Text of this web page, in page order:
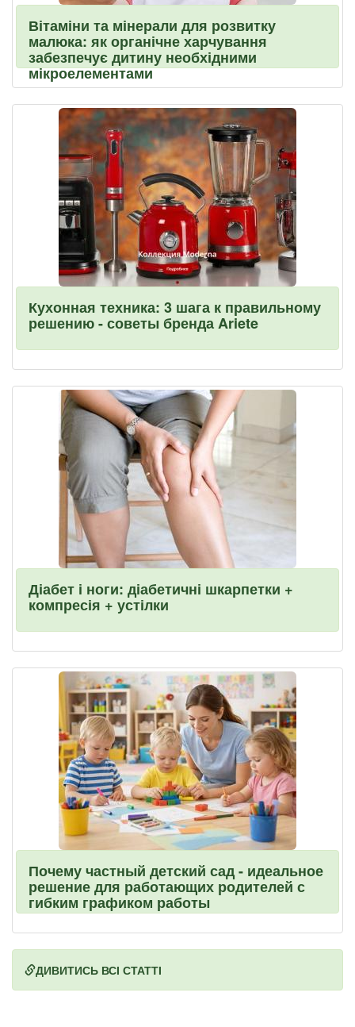
Вітаміни та мінерали для розвитку
малюка: як органічне харчування
забезпечує дитину необхідними
мікроелементами
Кухонная техника: 3 шага к правильному
решению - советы бренда Ariete
Діабет і ноги: діабетичні шкарпетки +
компресія + устілки
Почему частный детский сад - идеальное
решение для работающих родителей с
гибким графиком работы
ДИВИТИСЬ ВСІ СТАТТІ